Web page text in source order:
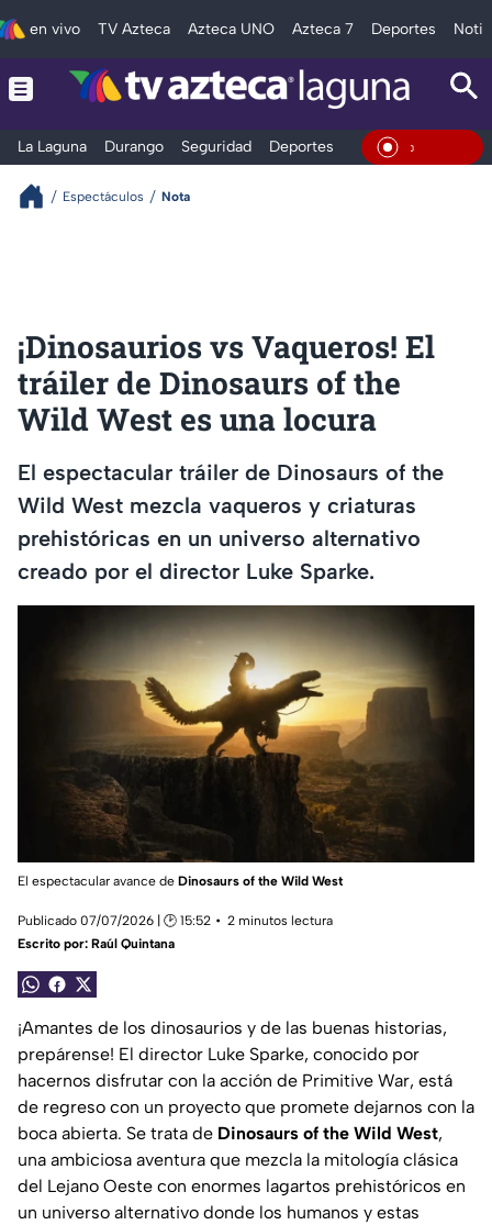
en vivo TV Azteca Azteca UNO Azteca 7 Deportes
La Laguna Durango Seguridad Deportes EntretenimientoEn Vivo
Espectáculos Nota
¡Dinosaurios vs Vaqueros! El
tráiler de Dinosaurs of the
Wild West es una locura
El espectacular tráiler de Dinosaurs of the
Wild West mezcla vaqueros y criaturas
prehistóricas en un universo alternativo
creado por el director Luke Sparke.
El espectacular avance de Dinosaurs of the Wild West
Publicado 07/07/2026 | 🕑 15:52
2 minutos lectura
Escrito por: Raúl Quintana
¡Amantes de los dinosaurios y de las buenas historias,
prepárense! El director Luke Sparke, conocido por
hacernos disfrutar con la acción de Primitive War, está
de regreso con un proyecto que promete dejarnos con la
boca abierta. Se trata de Dinosaurs of the Wild West,
una ambiciosa aventura que mezcla la mitología clásica
del Lejano Oeste con enormes lagartos prehistóricos en
un universo alternativo donde los humanos y estas